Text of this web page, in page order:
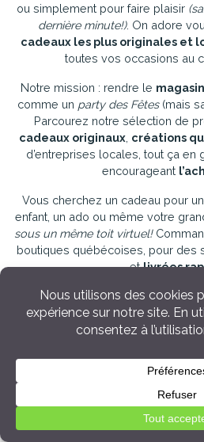
ou simplement pour faire plaisir
dernière minute!). On adore
cadeaux les plus originales et
toutes vos occasions au
Notre mission : rendre le
comme un party des Fêtes(mais
Parcourez notre sélection de
cadeaux originaux, créations
d’entreprises locales, tout ça en
encourageant
Vous cherchez un cadeau pour
enfant, un ado ou même votre
sous un même toit virtuel!
boutiques québécoises, pour des
etlivrées
Toujours en panne d’idées,
inquiétez pas, c’est notre
de nos guides et
👶Cadeaux de Shower &
Cadeau de mariage &
20 cadeaux pour une
🤰Cadeaux pour une
20 idées pour une